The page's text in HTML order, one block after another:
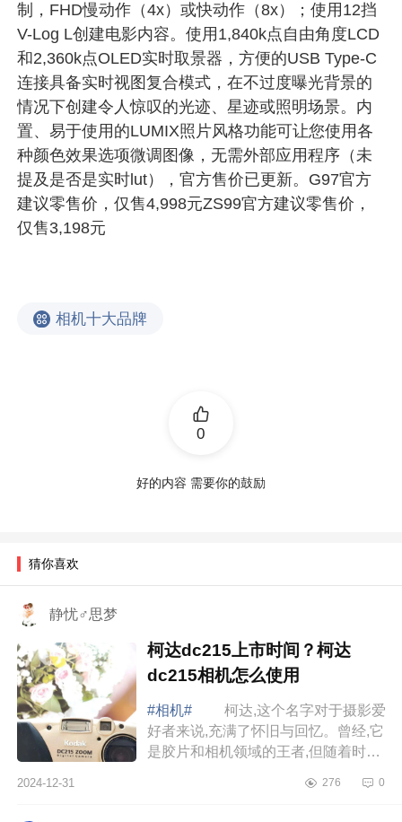
制，FHD慢动作（4x）或快动作（8x）；使用12挡
V-Log L创建电影内容。使用1,840k点自由角度LCD
和2,360k点OLED实时取景器，方便的USB Type-C
连接具备实时视图复合模式，在不过度曝光背景的
情况下创建令人惊叹的光迹、星迹或照明场景。内
置、易于使用的LUMIX照片风格功能可让您使用各
种颜色效果选项微调图像，无需外部应用程序（未
提及是否是实时lut），官方售价已更新。G97官方
建议零售价，仅售4,998元ZS99官方建议零售价，
仅售3,198元
相机十大品牌
0
好的内容 需要你的鼓励
猜你喜欢
静忧♂思梦
柯达dc215上市时间？柯达
dc215相机怎么使用
#相机#
柯达,这个名字对于摄影爱
好者来说,充满了怀旧与回忆。曾经,它
是胶片和相机领域的王者,但随着时间
渐走下了巅峰。下面小编为大家介
2024-12-31 276 0